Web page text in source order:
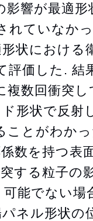
影響が最適
れていなか
状における
評価した. 結
複数回衝突
形状で反射
ことがわか
数を持つ表
する粒子の
能でない場
ネル形状の